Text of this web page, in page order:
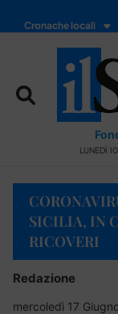
Cronache locali
LUNEDÌ
SICILIA, IN
RICOVERI
Redazione
mercoledì 17